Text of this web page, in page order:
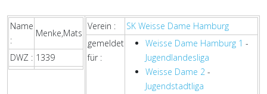
Name
:
Menke,Mats
DWZ : 1339
Verein :
SK Weisse Dame Hamburg
gemeldet
für :
Weisse Dame Hamburg 1 -
Jugendlandesliga
Weisse Dame 2-
Jugendstadtliga